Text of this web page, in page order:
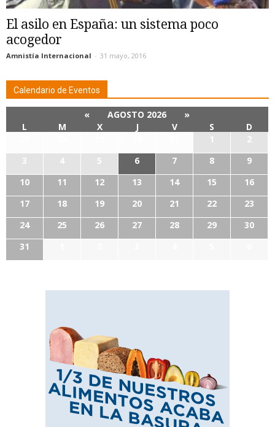
El asilo en España: un sistema poco
acogedor
Amnistía Internacional - 31 mayo, 2016
Calendario de Eventos
« AGOSTO 2026
»
L
M X J V S
D
1
2
3
4 5 6 7 8
9
10
11 12 13 14 15
16
17
18 19 20 21 22
23
24
25 26 27 28 29
30
31